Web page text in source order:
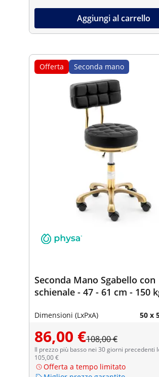
Aggiungi al carrello
Offerta Seconda mano
Seconda Mano Sgabello con
schienale - 47 - 61 cm - 150
Dimensioni (LxPxA) 50 x
86,00 €108,00 €
Il prezzo più basso nei 30 giorni precedenti
105,00 €
Offerta a tempo limitato